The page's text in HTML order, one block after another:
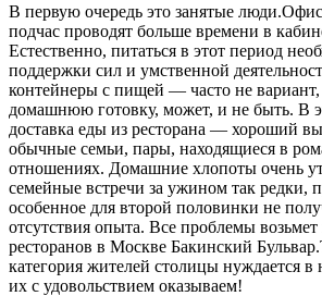
В первую очередь это занятые
подчас проводят больше времени в
Естественно, питаться в этот период
поддержки сил и умственной
контейнеры с пищей ― часто не вариант,
домашнюю готовку, может, и не быть. В
доставка еды из ресторана ― хороший
обычные семьи, пары, находящиеся в
отношениях. Домашние хлопоты очень
семейные встречи за ужином так редки,
особенное для второй половинки не
отсутствия опыта. Все проблемы возьмет
ресторанов в Москве Бакинский
категория жителей столицы нуждается
их с удовольствием оказываем!